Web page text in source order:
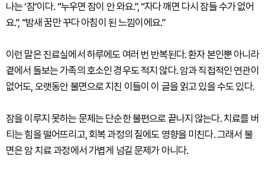
나는 ‘잠’이다. “누우면 잠이 안 와요.”, “자다 깨면 다시 잠들 수가 없어
요.”, “밤새 꿈만 꾸다 아침이 된 느낌이에요.”
이런 말은 진료실에서 하루에도 여러 번 반복된다. 환자 본인뿐 아니라
곁에서 돌보는 가족의 호소인 경우도 적지 않다. 암과 직접적인 연관이
없어도, 오랫동안 불면으로 지친 이들이 이 글을 읽고 있을 수도 있다.
잠을 이루지 못하는 문제는 단순한 불편으로 끝나지 않는다. 치료를 버
티는 힘을 떨어뜨리고, 회복 과정의 질에도 영향을 미친다. 그래서 불
면은 암 치료 과정에서 가볍게 넘길 문제가 아니다.